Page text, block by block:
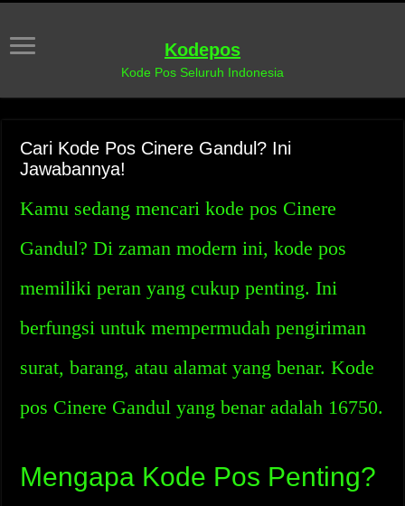
Kodepos
Kode Pos Seluruh Indonesia
Cari Kode Pos Cinere Gandul? Ini
Jawabannya!
Kamu sedang mencari kode pos Cinere
Gandul? Di zaman modern ini, kode pos
memiliki peran yang cukup penting. Ini
berfungsi untuk mempermudah pengiriman
surat, barang, atau alamat yang benar. Kode
pos Cinere Gandul yang benar adalah 16750.
Mengapa Kode Pos Penting?